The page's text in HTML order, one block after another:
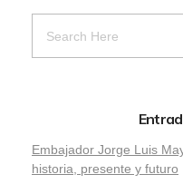
Embajador Jorge Luis
historia, presente y futuro